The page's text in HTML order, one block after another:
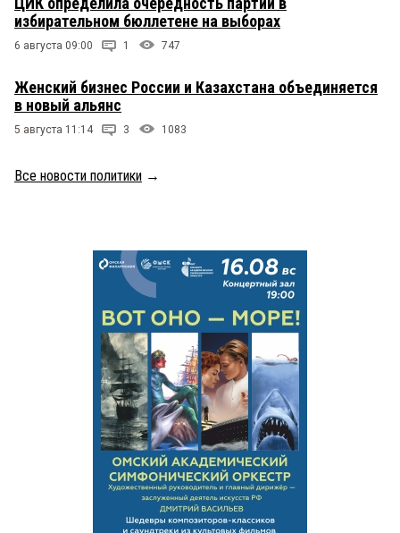
избирательном бюллетене на выборах
6 августа 09:00 1 747
Женский бизнес России и Казахстана объединяется
в новый альянс
5 августа 11:14 3 1083
Все новости политики →